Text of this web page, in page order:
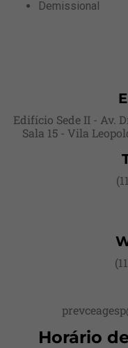
Demissional
Edifício Sede II - Av.
Sala 15 - Vila
Horário